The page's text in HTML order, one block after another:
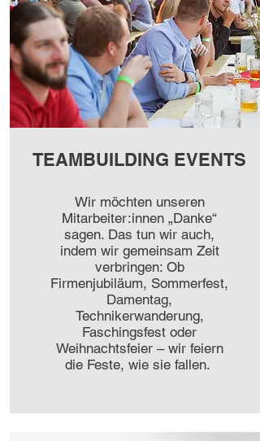
TEAMBUILDING EVENTS
Wir möchten unseren
Mitarbeiter:innen „Danke“
sagen. Das tun wir auch,
indem wir gemeinsam Zeit
verbringen: Ob
Firmenjubiläum, Sommerfest,
Damentag,
Technikerwanderung,
Faschingsfest oder
Weihnachtsfeier – wir feiern
die Feste, wie sie fallen.